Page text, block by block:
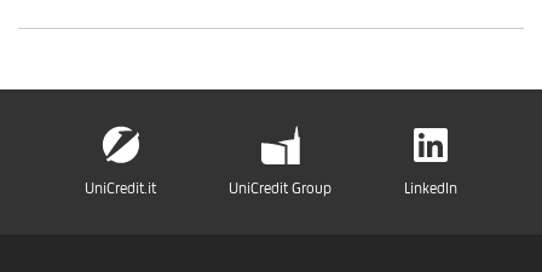
UniCredit.it UniCredit Group LinkedIn